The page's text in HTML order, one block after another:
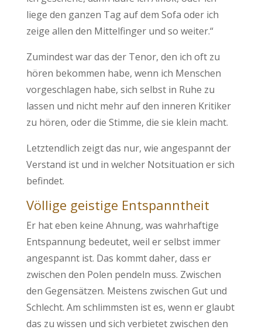
liege den ganzen Tag auf dem Sofa oder ich
zeige allen den Mittelfinger und so weiter.“
Zumindest war das der Tenor, den ich oft zu
hören bekommen habe, wenn ich Menschen
vorgeschlagen habe, sich selbst in Ruhe zu
lassen und nicht mehr auf den inneren Kritiker
zu hören, oder die Stimme, die sie klein macht.
Letztendlich zeigt das nur, wie angespannt der
Verstand ist und in welcher Notsituation er sich
befindet.
Völlige geistige Entspanntheit
Er hat eben keine Ahnung, was wahrhaftige
Entspannung bedeutet, weil er selbst immer
angespannt ist. Das kommt daher, dass er
zwischen den Polen pendeln muss. Zwischen
den Gegensätzen. Meistens zwischen Gut und
Schlecht. Am schlimmsten ist es, wenn er glaubt
das zu wissen und sich verbietet zwischen den